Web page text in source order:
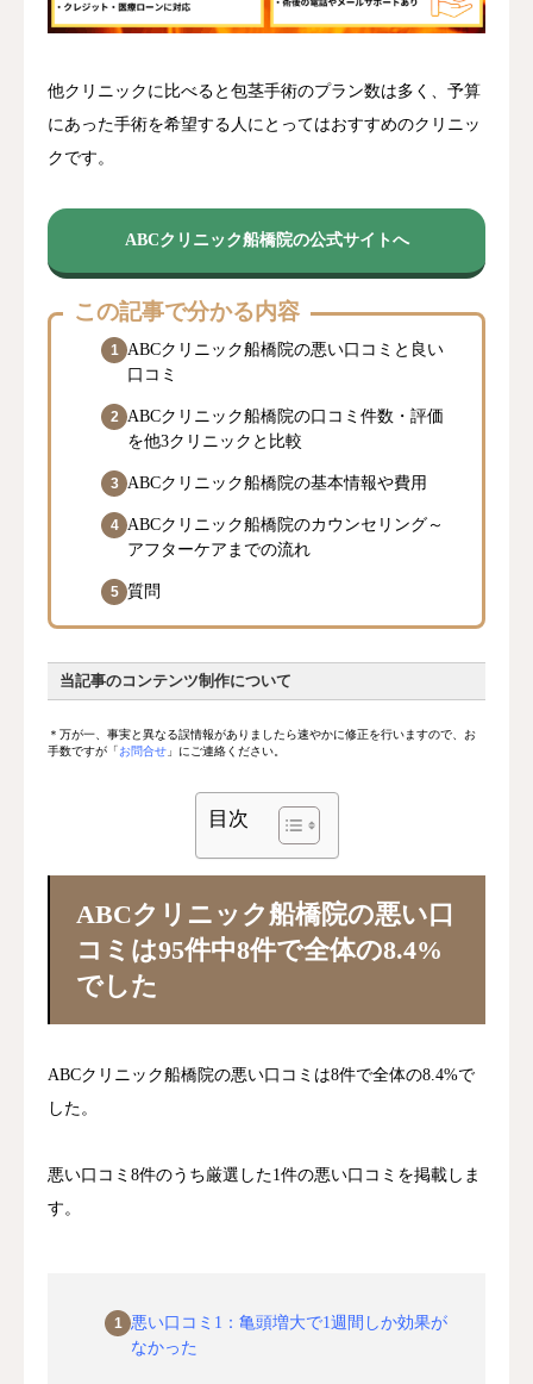
他クリニックに比べると包茎手術のプラン数は多く、予算
にあった手術を希望する人にとってはおすすめのクリニッ
クです。
ABCクリニック船橋院の公式サイトへ
この記事で分かる内容
ABCクリニック船橋院の悪い口コミと良い
口コミ
ABCクリニック船橋院の口コミ件数・評価
を他3クリニックと比較
ABCクリニック船橋院の基本情報や費用
ABCクリニック船橋院のカウンセリング～
アフターケアまでの流れ
質問
当記事のコンテンツ制作について
当記事の運営目的
医学的根拠に基づいた透明性の高いコン
テンツ作成
患者の立場で中立的かつ正確な情報提供
読者の包茎知識向上と医療機関選択のサ
区分 主な対象・根拠
＊万が一、事実と異なる誤情報がありましたら速やかに修正を行いますので、お
手数ですが「お問合せ 」にご連絡ください。
目次
ABCクリニック船橋院の悪い口
コミは95件中8件で全体の8.4%
でした
ABCクリニック船橋院の悪い口コミは8件で全体の8.4%で
した。
悪い口コミ8件のうち厳選した1件の悪い口コミを掲載しま
す。
悪い口コミ1：亀頭増大で1週間しか効果が
なかった